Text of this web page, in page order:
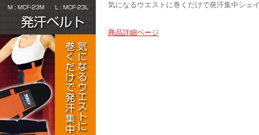
気になるウエストに巻くだけで発汗集中シェイ
商品詳細ページ